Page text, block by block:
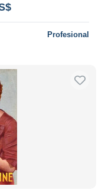
Profesional